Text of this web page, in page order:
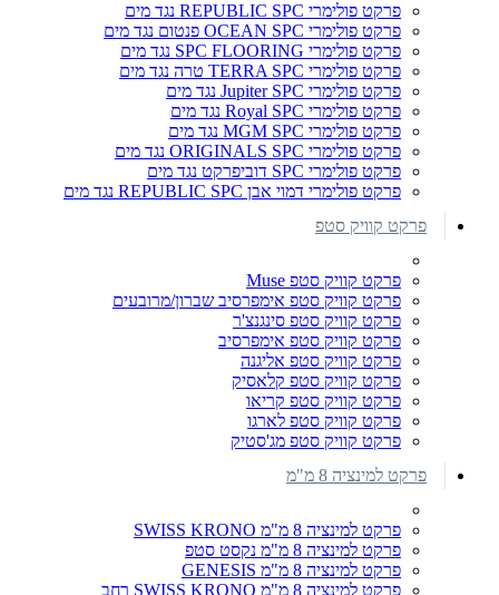
פרקט פולימרי REPUBLIC SPC נגד מים
פרקט פולימרי OCEAN SPC פנטום נגד מים
פרקט פולימרי SPC FLOORING נגד מים
פרקט פולימרי TERRA SPC טרה נגד מים
פרקט פולימרי Jupiter SPC נגד מים
פרקט פולימרי Royal SPC נגד מים
פרקט פולימרי MGM SPC נגד מים
פרקט פולימרי ORIGINALS SPC נגד מים
פרקט פולימרי SPC דוביפרקט נגד מים
פרקט פולימרי דמוי אבן REPUBLIC SPC נגד מים
פרקט קוויק סטפ
פרקט קוויק סטפ Muse
פרקט קוויק סטפ אימפרסיב שברון/מרובעים
פרקט קוויק סטפ סינגנצ'ר
פרקט קוויק סטפ אימפרסיב
פרקט קוויק סטפ אליגנה
פרקט קוויק סטפ קלאסיק
פרקט קוויק סטפ קריאו
פרקט קוויק סטפ לארגו
פרקט קוויק סטפ מג'סטיק
פרקט למינציה 8 מ"מ
פרקט למינציה 8 מ"מ SWISS KRONO
פרקט למינציה 8 מ"מ נקסט סטפ
פרקט למינציה 8 מ"מ GENESIS
פרקט למינציה 8 מ"מ SWISS KRONO רחב